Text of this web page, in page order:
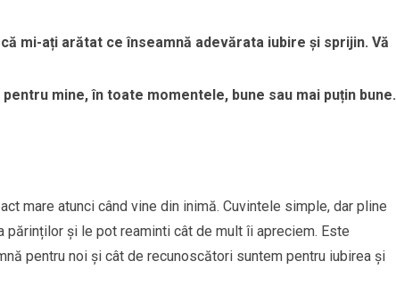
mi-ați arătat ce înseamnă adevărata iubire și sprijin. Vă
mine, în toate momentele, bune sau mai puțin bune.
mare atunci când vine din inimă. Cuvintele simple, dar pline
și le pot reaminti cât de mult îi apreciem. Este
pentru noi și cât de recunoscători suntem pentru iubirea și